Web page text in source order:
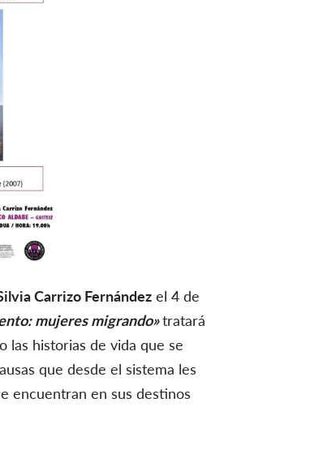
Carrizo Fernández el 4 de
mujeres migrando»tratará
las historias de vida que se
que desde el sistema les
encuentran en sus destinos